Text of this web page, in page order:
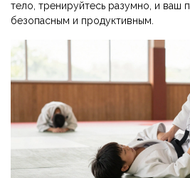
тело, тренируйтесь разумно, и ваш
безопасным и продуктивным.